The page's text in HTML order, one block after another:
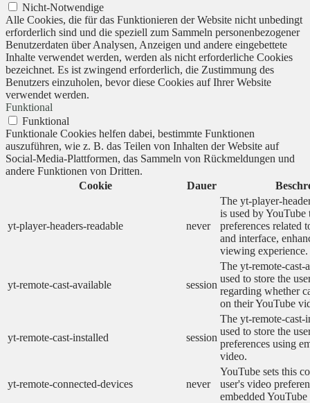
Nicht-Notwendige
Alle Cookies, die für das Funktionieren der Website nicht unbedingt
erforderlich sind und die speziell zum Sammeln personenbezogener
Benutzerdaten über Analysen, Anzeigen und andere eingebettete
Inhalte verwendet werden, werden als nicht erforderliche Cookies
bezeichnet. Es ist zwingend erforderlich, die Zustimmung des
Benutzers einzuholen, bevor diese Cookies auf Ihrer Website
verwendet werden.
Funktional
Funktional
Funktionale Cookies helfen dabei, bestimmte Funktionen
auszuführen, wie z. B. das Teilen von Inhalten der Website auf
Social-Media-Plattformen, das Sammeln von Rückmeldungen und
andere Funktionen von Dritten.
Cookie
Dauer
yt-player-headers-readable never
The yt-player-
is used by YouTube
preferences related
and interface,
viewing experience.
yt-remote-cast-available session
The yt-remote-cast-
used to store the
regarding whether
on their YouTube
yt-remote-cast-installed session
The yt-remote-cast-
used to store the
preferences using
video.
yt-remote-connected-devices never
YouTube sets this
user's video
embedded